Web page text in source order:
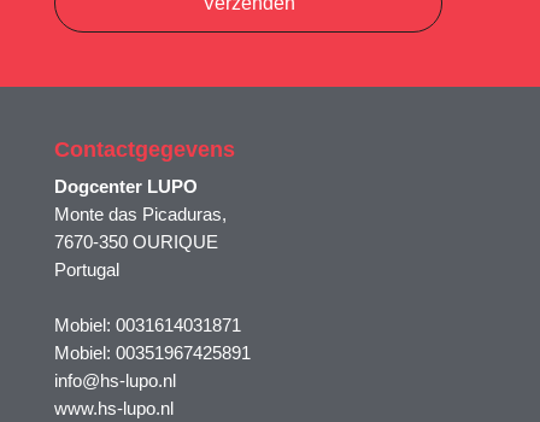
Contactgegevens
Dogcenter LUPO
Monte das Picaduras,
7670-350 OURIQUE
Portugal
Mobiel: 0031614031871
Mobiel: 00351967425891
info@hs-lupo.nl
www.hs-lupo.nl